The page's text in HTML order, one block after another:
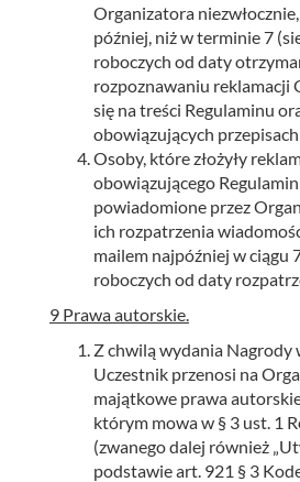
Organizatora
później, niż w terminie 7
roboczych od daty
rozpoznawaniu reklamacji
się na treści Regulaminu
obowiązujących
Osoby, które złożyły
obowiązującego
powiadomione przez
ich rozpatrzenia
mailem najpóźniej w ciągu
roboczych od daty
9 Prawa autorskie.
Z chwilą wydania Nagrody
Uczestnik przenosi na
majątkowe prawa
którym mowa w § 3 ust. 1
(zwanego dalej również
podstawie art. 921 § 3